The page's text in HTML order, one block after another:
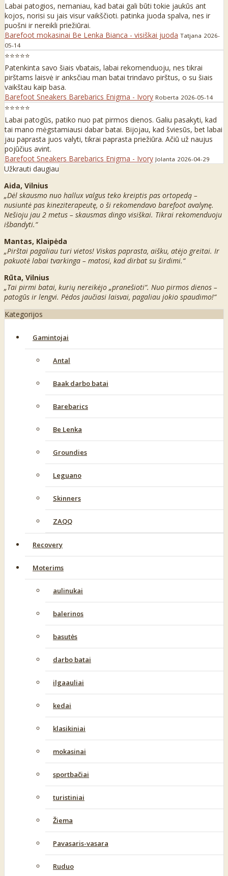
Labai patogios, nemaniau, kad batai gali būti tokie jaukūs ant
kojos, norisi su jais visur vaikščioti. patinka juoda spalva, nes ir
puošni ir nereikli priežiūrai.
Barefoot mokasinai Be Lenka Bianca - visiškai juoda Tatjana 2026-
05-14
⭐⭐⭐⭐⭐
Patenkinta savo šiais vbatais, labai rekomenduoju, nes tikrai
pirštams laisvė ir anksčiau man batai trindavo pirštus, o su šiais
vaikštau kaip basa.
Barefoot Sneakers Barebarics Enigma - Ivory Roberta 2026-05-14
⭐⭐⭐⭐⭐
Labai patogūs, patiko nuo pat pirmos dienos. Galiu pasakyti, kad
tai mano mėgstamiausi dabar batai. Bijojau, kad šviesūs, bet labai
jau paprasta juos valyti, tikrai paprasta priežiūra. Ačiū už naujus
pojūčius avint.
Barefoot Sneakers Barebarics Enigma - Ivory Jolanta 2026-04-29
Užkrauti daugiau
Aida, Vilnius
„Dėl skausmo nuo hallux valgus teko kreiptis pas ortopedą –
nusiuntė pas kineziterapeutę, o ši rekomendavo barefoot avalynę.
Nešioju jau 2 metus – skausmas dingo visiškai. Tikrai rekomenduoju
išbandyti.“
Mantas, Klaipėda
„Pirštai pagaliau turi vietos! Viskas paprasta, aišku, atėjo greitai. Ir
pakuotė labai tvarkinga – matosi, kad dirbat su širdimi.“
Rūta, Vilnius
„Tai pirmi batai, kurių nereikėjo „pranešioti“. Nuo pirmos dienos –
patogūs ir lengvi. Pėdos jaučiasi laisvai, pagaliau jokio spaudimo!“
Kategorijos
Gamintojai
Antal
Baak darbo batai
Barebarics
Be Lenka
Groundies
Leguano
Skinners
ZAQQ
Recovery
Moterims
aulinukai
balerinos
basutės
darbo batai
ilgaauliai
kedai
klasikiniai
mokasinai
sportbačiai
turistiniai
Žiema
Pavasaris-vasara
Ruduo